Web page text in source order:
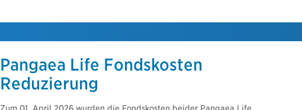
Pangaea Life Fondskosten
Reduzierung